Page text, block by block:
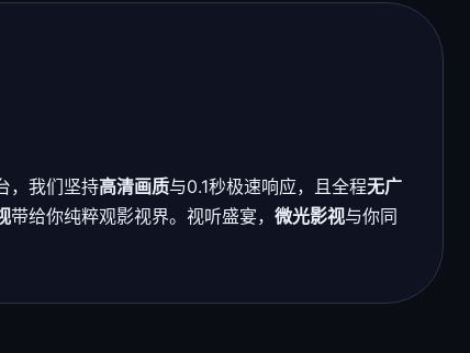
，我们坚持高清画质与0.1秒极速响应，且全程无广
带给你纯粹观影视界。视听盛宴， 微光影视与你同